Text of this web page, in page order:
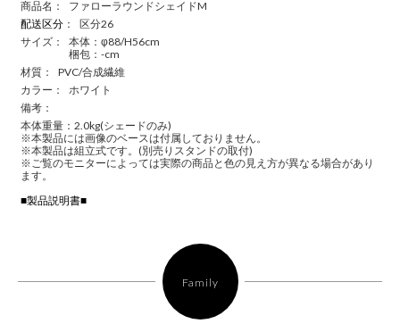
商品名：
ファローラウンドシェイドM
配送区分 ：
区分26
サイズ：
本体：φ88/H56cm
梱包：-cm
材質：
PVC/合成繊維
カラー：
ホワイト
備考：
本体重量：2.0kg(シェードのみ)
※本製品には画像のベースは付属しておりません。
※本製品は組立式です。(別売りスタンドの取付)
※ご覧のモニターによっては実際の商品と色の見え方が異なる場合があり
ます。
■製品説明書■
Family